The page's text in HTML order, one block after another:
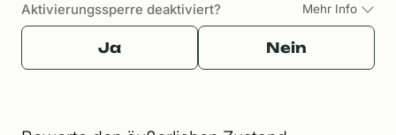
Aktivierungssperre deaktiviert? Mehr Info
Ja Nein